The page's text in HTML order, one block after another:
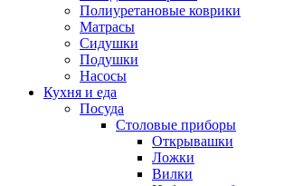
Полиуретановые коврики
Матрасы
Сидушки
Подушки
Насосы
Кухня и еда
Посуда
Столовые приборы
Открывашки
Ложки
Вилки